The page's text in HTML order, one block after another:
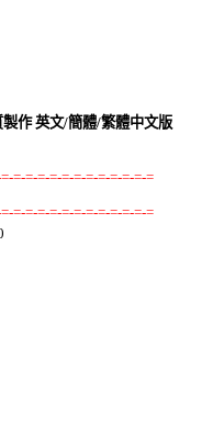
製作 英文/簡體/繁體中文版
=-=-=-=-=-=-=-=-=-=-=-=
=-=-=-=-=-=-=-=-=-=-=-=